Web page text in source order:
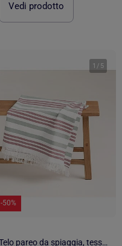
Vedi prodotto
1 / 5
-50%
Telo pareo da spiaggia, tessuto in rilievo, fouta - Gamusi.